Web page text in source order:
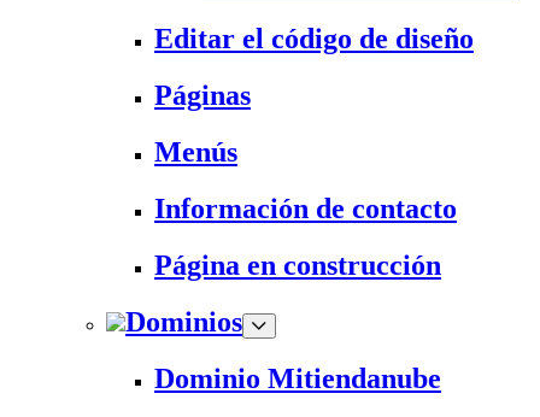
Editar el código de diseño
Páginas
Menús
Información de contacto
Página en construcción
Dominios
Dominio Mitiendanube